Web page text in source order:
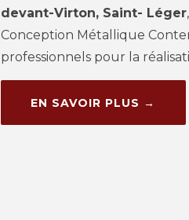
devant-Virton, Saint- Léger
Conception Métallique
professionnels pour la
EN SAVOIR PLUS →